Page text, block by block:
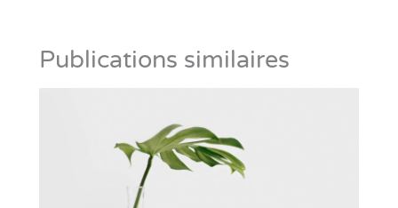
Publications similaires